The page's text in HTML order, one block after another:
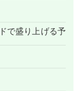
で盛り上げる予